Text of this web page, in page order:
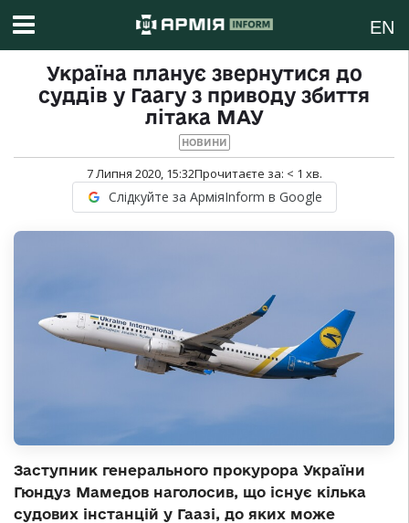
EN
Україна планує звернутися до
суддів у Гаагу з приводу збиття
літака МАУ
НОВИНИ
7 Липня 2020, 15:32Прочитаєте за: < 1 хв.
Слідкуйте за АрміяInform в Google
Заступник генерального прокурора України
Гюндуз Мамедов наголосив, що існує кілька
судових інстанцій у Гаазі, до яких може